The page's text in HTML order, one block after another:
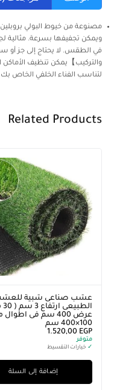
ويمكن تجفيفها بسرعة. مثالية
في الطقس. لا يحتاج إلى جز أو
والتركيب】يمكن تنظيف
لتناسب الفناء الخلفي الخاص
Related Products
عشب صناعى شبية
عرض 400 سم فى
100×400 سم
1.520,00 EGP
متوفر
✓ خيارات التقسيط
إضافة إلى السلة